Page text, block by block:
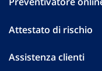
Attestato di rischio
Assistenza clienti